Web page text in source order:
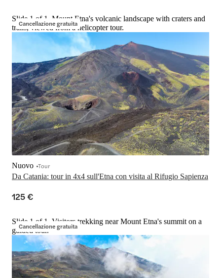
Cancellazione gratuita
Slide 1 of 1, Mount Etna's volcanic landscape with craters and
trails, viewed from a helicopter tour.
Da Catania: tour in 4x4 sull'Etna con visita al Rifugio Sapienza
Nuovo Tour
125 €
Cancellazione gratuita
Slide 1 of 1, Visitors trekking near Mount Etna's summit on a
guided tour.